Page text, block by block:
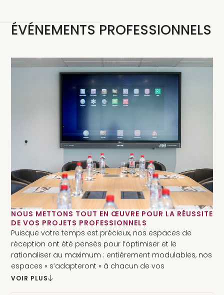
ÉVÉNEMENTS PROFESSIONNELS
NOUS METTONS TOUT EN ŒUVRE POUR LA RÉUSSITE
DE VOS PROJETS PROFESSIONNELS
Puisque votre temps est précieux, nos espaces de
réception ont été pensés pour l’optimiser et le
rationaliser au maximum : entièrement modulables, nos
espaces « s’adapteront » à chacun de vos
événements.
VOIR PLUS